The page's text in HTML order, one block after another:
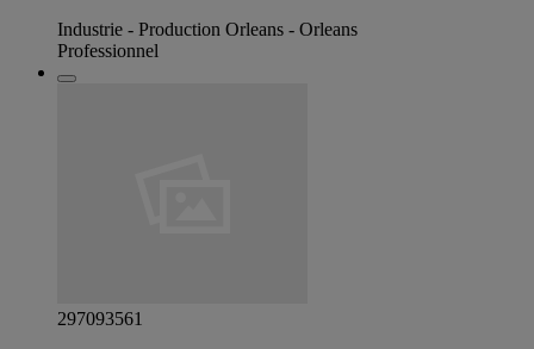
Industrie - Production Orleans - Orleans
Professionnel
297093561